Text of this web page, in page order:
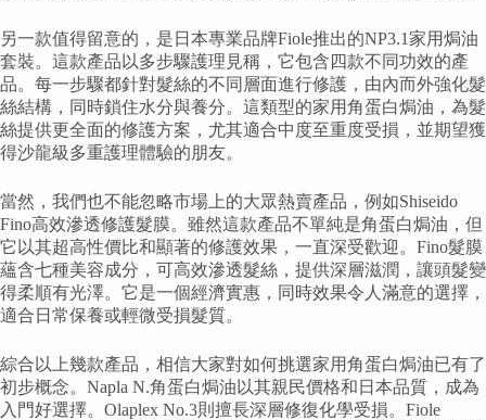
另一款值得留意的，是日本專業品牌Fiole推出的NP3.1家用焗油
套裝。這款產品以多步驟護理見稱，它包含四款不同功效的產
品。每一步驟都針對髮絲的不同層面進行修護，由內而外強化髮
絲結構，同時鎖住水分與養分。這類型的家用角蛋白焗油，為髮
絲提供更全面的修護方案，尤其適合中度至重度受損，並期望獲
得沙龍級多重護理體驗的朋友。
當然，我們也不能忽略市場上的大眾熱賣產品，例如Shiseido
Fino高效滲透修護髮膜。雖然這款產品不單純是角蛋白焗油，但
它以其超高性價比和顯著的修護效果，一直深受歡迎。Fino髮膜
蘊含七種美容成分，可高效滲透髮絲，提供深層滋潤，讓頭髮變
得柔順有光澤。它是一個經濟實惠，同時效果令人滿意的選擇，
適合日常保養或輕微受損髮質。
綜合以上幾款產品，相信大家對如何挑選家用角蛋白焗油已有了
初步概念。Napla N.角蛋白焗油以其親民價格和日本品質，成為
入門好選擇。Olaplex No.3則擅長深層修復化學受損。Fiole